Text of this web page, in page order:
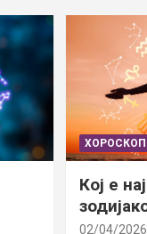
ХОРОСКОП
Кој е
02/04/2026